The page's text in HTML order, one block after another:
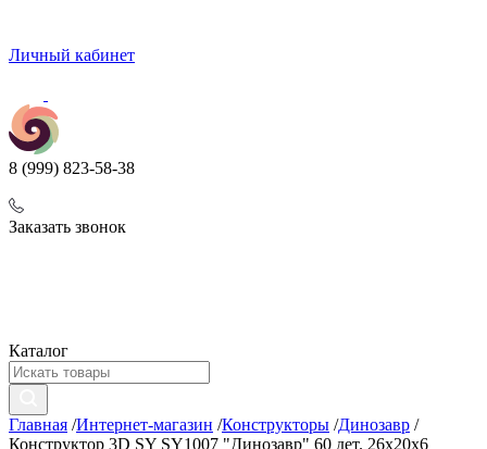
Личный кабинет
8 (999) 823-58-38
Заказать звонок
Каталог
Главная /Интернет-магазин /Конструкторы /Динозавр /
Конструктор 3D SY SY1007 "Динозавр" 60 дет. 26х20х6